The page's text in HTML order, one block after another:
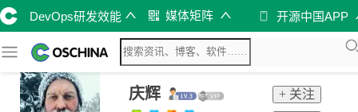
DevOps研发效能 媒体矩阵 开源中国APP
庆辉
+ 关注